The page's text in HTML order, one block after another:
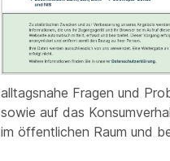
alltagsnahe Fragen und
sowie auf das
im öffentlichen Raum und